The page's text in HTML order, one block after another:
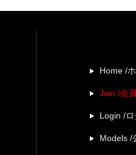
Home /
Join /会
Login /ロ
Models /